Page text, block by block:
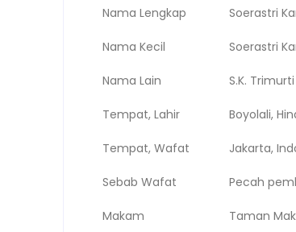
Nama Lengkap Soerastri
Nama Kecil Soerastri
Nama Lain S.K. Trimurti
Tempat, Lahir Boyolali,
Tempat, Wafat Jakarta,
Sebab Wafat Pecah
Makam Taman